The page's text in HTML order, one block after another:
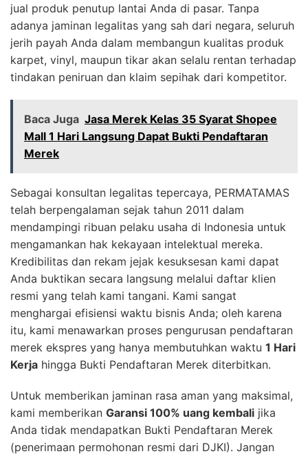
jual produk penutup lantai Anda di pasar. Tanpa
adanya jaminan legalitas yang sah dari negara, seluruh
jerih payah Anda dalam membangun kualitas produk
karpet, vinyl, maupun tikar akan selalu rentan terhadap
tindakan peniruan dan klaim sepihak dari kompetitor.
Baca Juga Jasa Merek Kelas 35 Syarat Shopee
Mall 1 Hari Langsung Dapat Bukti Pendaftaran
Merek
Sebagai konsultan legalitas tepercaya, PERMATAMAS
telah berpengalaman sejak tahun 2011 dalam
mendampingi ribuan pelaku usaha di Indonesia untuk
mengamankan hak kekayaan intelektual mereka.
Kredibilitas dan rekam jejak kesuksesan kami dapat
Anda buktikan secara langsung melalui daftar klien
resmi yang telah kami tangani. Kami sangat
menghargai efisiensi waktu bisnis Anda; oleh karena
itu, kami menawarkan proses pengurusan pendaftaran
merek ekspres yang hanya membutuhkan waktu 1 Hari
Kerja hingga Bukti Pendaftaran Merek diterbitkan.
Untuk memberikan jaminan rasa aman yang maksimal,
kami memberikan Garansi 100% uang kembali jika
Anda tidak mendapatkan Bukti Pendaftaran Merek
(penerimaan permohonan resmi dari DJKI). Jangan